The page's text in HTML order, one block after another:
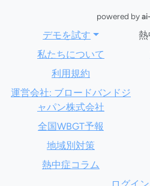
powered by
デモを試す
熱
私たちについて
利用規約
運営会社: ブロードバンドジ
ャパン株式会社
全国WBGT予報
地域別対策
熱中症コラム